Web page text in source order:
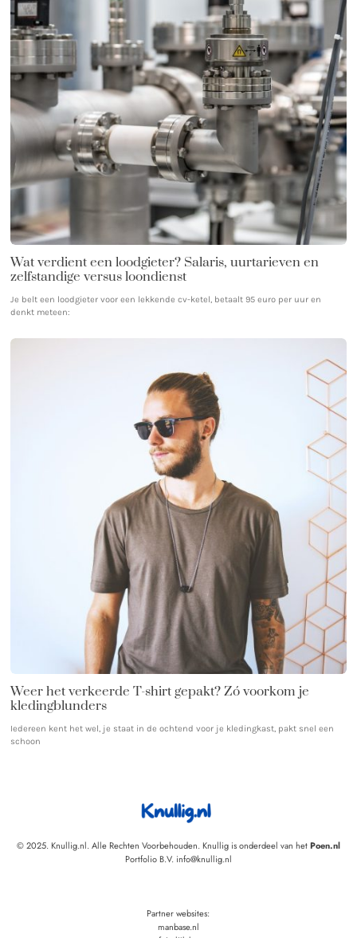
Wat verdient een loodgieter? Salaris, uurtarieven en
zelfstandige versus loondienst
Je belt een loodgieter voor een lekkende cv-ketel, betaalt 95 euro per uur en
denkt meteen:
Weer het verkeerde T-shirt gepakt? Zó voorkom je
kledingblunders
Iedereen kent het wel, je staat in de ochtend voor je kledingkast, pakt snel een
schoon
© 2025. Knullig.nl. Alle Rechten Voorbehouden. Knullig is onderdeel van hetPoen.nl
Portfolio B.V. info@knullig.nl
Partner websites:
manbase.nl